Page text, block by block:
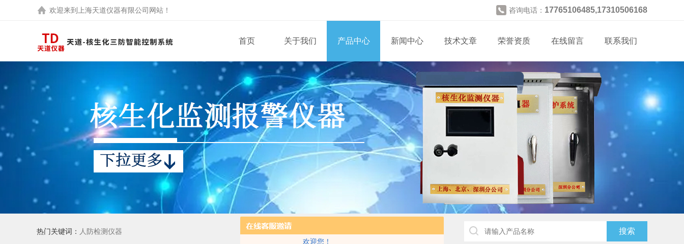
欢迎您！
欢迎来到 上海天道仪器有限公司 网站！ 咨询电话： 17765106485,17310506168
首页 关于我们 产品中心 新闻中心 技术文章 荣誉资质 在线留言 联系我们
热门关键词： 人防检测仪器